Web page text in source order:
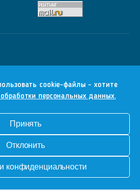
cookie-файлы - хотите
персональных данных.
Принять
Отклонить
конфиденциальности